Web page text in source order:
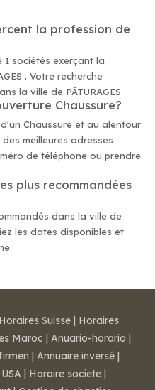
la profession de
sociétés exerçant la
. Votre recherche
la ville de PÂTURAGES .
Chaussure?
Chaussure et au alentour
meilleures adresses
de téléphone ou prendre
plus recommandées
dans la ville de
les dates disponibles et
Horaires Suisse | Horaires
Maroc | Anuario-horario |
| Annuaire inversé |
| Horaire societe |